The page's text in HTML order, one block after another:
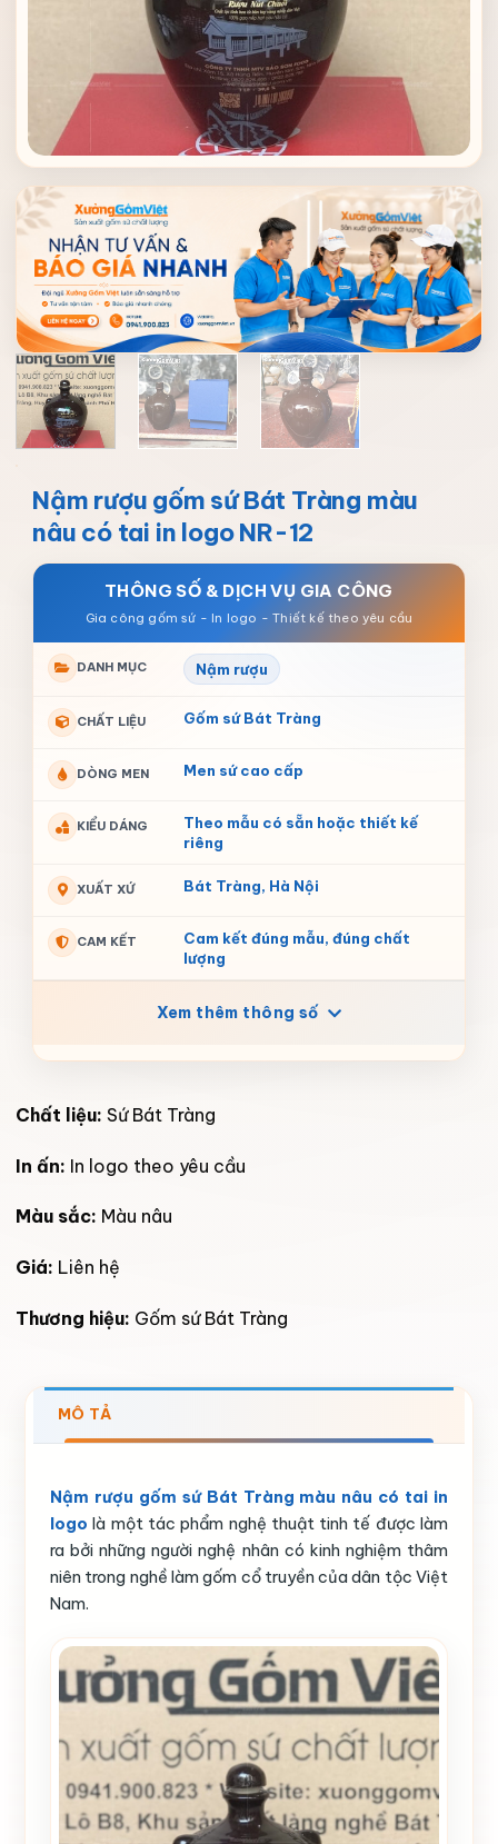
Nậm rượu gốm sứ Bát Tràng màu
nâu có tai in logo NR-12
THÔNG SỐ & DỊCH VỤ GIA CÔNG
DANH MỤC Nậm rượu
CHẤT LIỆU Gốm sứ Bát Tràng
DÒNG MEN Men sứ cao cấp
KIỂU DÁNG
Theo mẫu có sẵn hoặc thiết kế
riêng
XUẤT XỨ Bát Tràng, Hà Nội
CAM KẾT
Cam kết đúng mẫu, đúng chất
lượng
Xem thêm thông số
Chất liệu: Sứ Bát Tràng
In ấn: In logo theo yêu cầu
Màu sắc: Màu nâu
Giá: Liên hệ
Thương hiệu: Gốm sứ Bát Tràng
MÔ TẢ
Nậm rượu gốm sứ Bát Tràng màu nâu có tai in
logo là một tác phẩm nghệ thuật tinh tế được làm
ra bởi những người nghệ nhân có kinh nghiệm thâm
niên trong nghề làm gốm cổ truyền của dân tộc Việt
Nam.